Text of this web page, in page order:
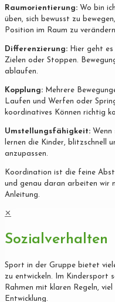
Raumorientierung: Wo bin
üben, sich bewusst zu
Position im Raum zu
Differenzierung: Hier geht
Zielen oder Stoppen.
ablaufen.
Kopplung: Mehrere
Laufen und Werfen oder
koordinatives Können richtig
Umstellungsfähigkeit:
lernen die Kinder, blitzschnell
anzupassen.
Koordination ist die feine
und genau daran arbeiten wir
Anleitung.
✕
Sozialverhalten
Sport in der Gruppe bietet
zu entwickeln. Im Kindersport
Rahmen mit klaren Regeln,
Entwicklung.